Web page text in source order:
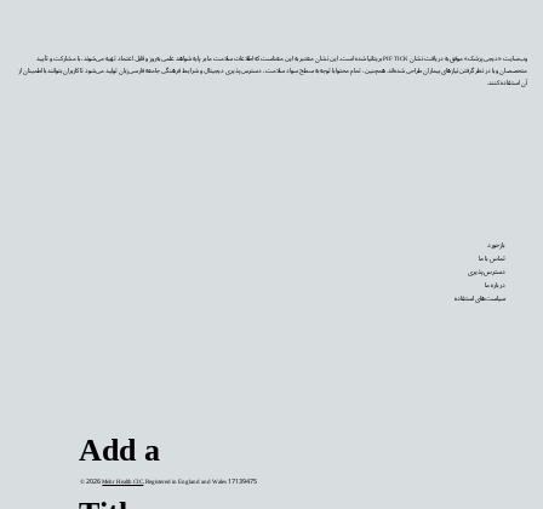
Add a
© 2026Mehr Health CIC. Registered in England and Wales 17139475
وب‌سایت «دیجی‌پزشک» موفق به دریافت نشان PIF TICK بریتانیا شده است. این نشان معتبر به این معناست که اطلاعات سلامت ما بر پایه شواهد علمی به‌روز و قابل اعتماد تهیه می‌شوند، با مشارکت و تأیید
متخصصان و با در نظر گرفتن نیازهای بیماران طراحی شده‌اند. همچنین، تمام محتوا با توجه به سطح سواد سلامت، دسترس‌پذیری دیجیتال و شرایط فرهنگی جامعه فارسی‌زبان تولید می‌شود تا کاربران بتوانند با اطمینان از
آن استفاده کنند.
بازخورد
تماس با ما
دسترس‌پذیری
درباره ما
سیاست‌های استفاده